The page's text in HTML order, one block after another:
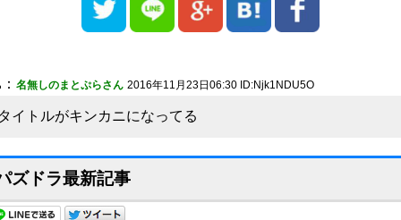
： 名無しのまとぷらさん 2016年11月23日06:30 ID:Njk1NDU5O
イトルがキンカニになってる
ズドラ最新記事